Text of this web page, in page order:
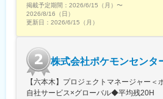
■キャリアパス：
店長やエリアマネージャーといった
り）など多彩なキャリアを目指せます
同社内はもちろん子会社も複数あり
ーニング事業なども展開しており幅
す。
掲載予定期間： 2026/6/15（月） 〜
2026/8/16（日）
更新日： 2026/6/15（月）
株式会社ポケモンセンタ
【六本木】プロジェクトマネージャー＜
自社サービス×グローバル◆平均残20H